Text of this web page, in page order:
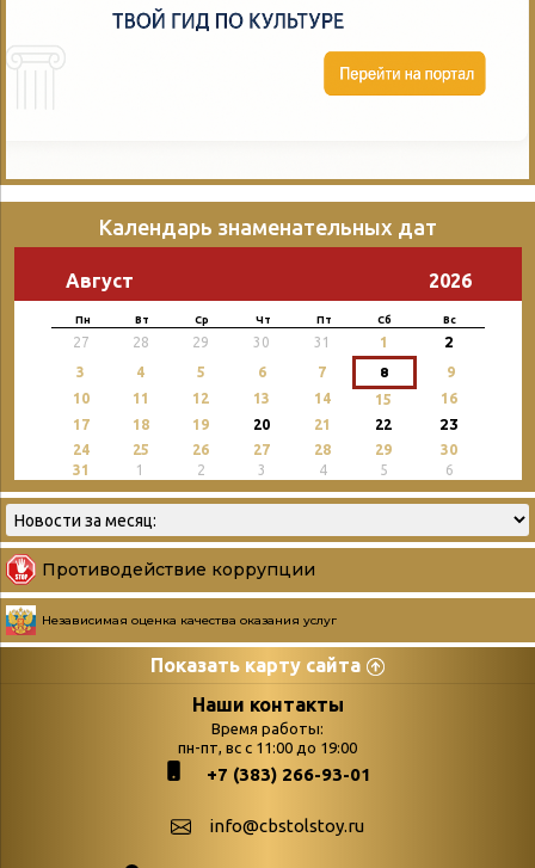
Календарь знаменательных дат
Август 2026
Пн Вт Ср Чт Пт Сб Вс
27 28 29 30 31 1 2
3 4 5 6 7 8
9
10
11 12 13 14 15
16
17
18 19 20 21 22 23
24 25 26 27 28 29
30
31
1 2 3 4 5 6
Противодействие коррупции
Независимая оценка качества оказания услуг
Показать карту сайта
Страницы
podvedenie-itogov-festivalya-
paskhalnaya-palitra
поступлений
Война. Народ.
Наши контакты
Время работы:
пн-пт, вс с 11:00 до 19:00
+7 (383) 266-93-01
info@cbstolstoy.ru